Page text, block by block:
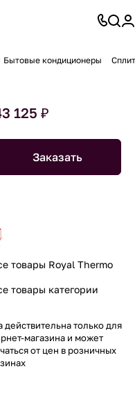
Бытовые кондиционеры
125 ₽
Заказать
товары Royal Thermo
товары категории
действительна только для
магазина и может
от цен в розничных